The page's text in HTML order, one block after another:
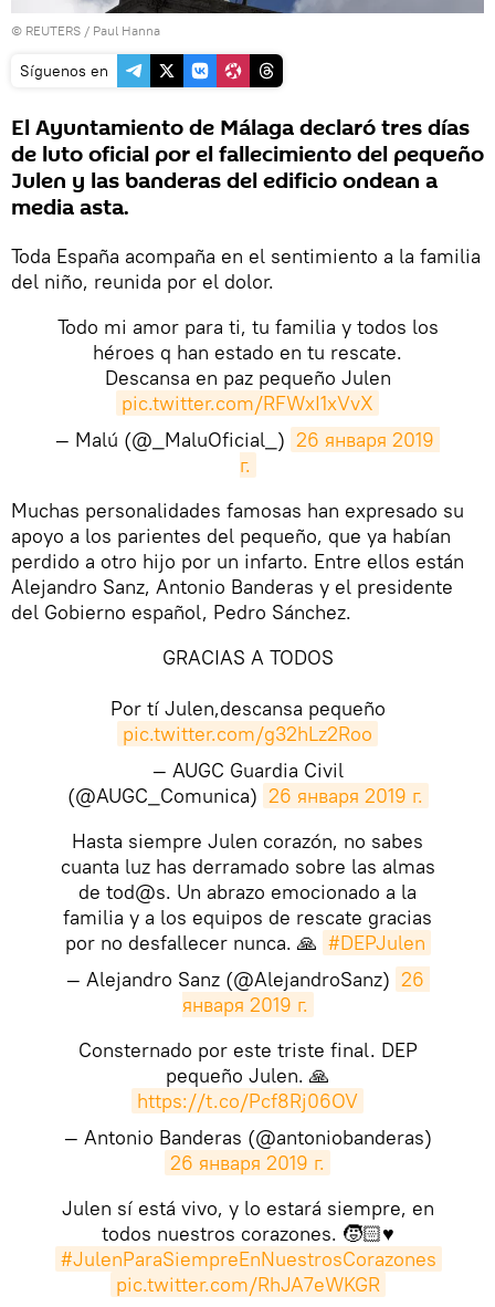
© REUTERS / Paul Hanna
Síguenos en
El Ayuntamiento de Málaga declaró tres días
de luto oficial por el fallecimiento del pequeño
Julen y las banderas del edificio ondean a
media asta.
Toda España acompaña en el sentimiento a la familia
del niño, reunida por el dolor.
Todo mi amor para ti, tu familia y todos los
héroes q han estado en tu rescate.
Descansa en paz pequeño Julen
pic.twitter.com/RFWxI1xVvX
— Malú (@_MaluOficial_) 26 января 2019
г.
Muchas personalidades famosas han expresado su
apoyo a los parientes del pequeño, que ya habían
perdido a otro hijo por un infarto. Entre ellos están
Alejandro Sanz, Antonio Banderas y el presidente
del Gobierno español, Pedro Sánchez.
GRACIAS A TODOS
Por tí Julen,descansa pequeño
pic.twitter.com/g32hLz2Roo
— AUGC Guardia Civil
(@AUGC_Comunica) 26 января 2019 г.
Hasta siempre Julen corazón, no sabes
cuanta luz has derramado sobre las almas
de tod@s. Un abrazo emocionado a la
familia y a los equipos de rescate gracias
por no desfallecer nunca. 🙏 #DEPJulen
— Alejandro Sanz (@AlejandroSanz) 26
января 2019 г.
Consternado por este triste final. DEP
pequeño Julen. 🙏
https://t.co/Pcf8Rj06OV
— Antonio Banderas (@antoniobanderas)
26 января 2019 г.
Julen sí está vivo, y lo estará siempre, en
todos nuestros corazones. 🧒🏻♥️
#JulenParaSiempreEnNuestrosCorazones
pic.twitter.com/RhJA7eWKGR